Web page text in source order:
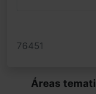
76451
Áreas